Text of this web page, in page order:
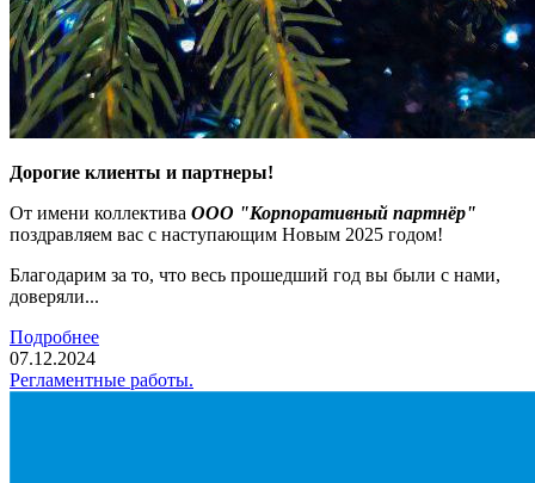
Дорогие клиенты и партнеры!
От имени коллектива ООО "Корпоративный партнёр"
поздравляем вас с наступающим Новым 2025 годом!
Благодарим за то, что весь прошедший год вы были с нами,
доверяли...
Подробнее
07.12.2024
Регламентные работы.